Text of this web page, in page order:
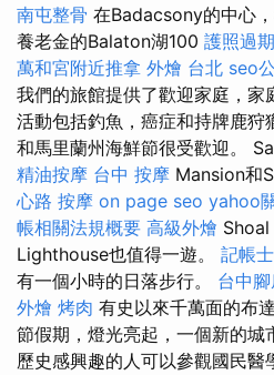
南屯整骨 在Badacsony的中心
養老金的Balaton湖100 護照過期
萬和宮附近推拿 外燴 台北 seo
我們的旅館提供了歡迎家庭，家
活動包括釣魚，癌症和持牌鹿狩
和馬里蘭州海鮮節很受歡迎。
精油按摩 台中 按摩 Mansion和
心路 按摩 on page seo yahoo
帳相關法規概要 高級外燴 Shoal
Lighthouse也值得一遊。 記帳
有一個小時的日落步行。 台中
外燴 烤肉 有史以來千萬面的布
節假期，燈光亮起，一個新的城
歷史感興趣的人可以參觀國民